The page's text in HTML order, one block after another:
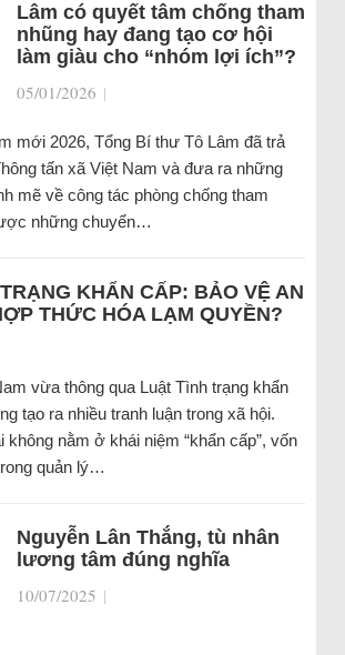
Lâm có quyết tâm chống tham
nhũng hay đang tạo cơ hội
làm giàu cho “nhóm lợi ích”?
05/01/2026 |
mới 2026, Tổng Bí thư Tô Lâm đã trả
tấn xã Việt Nam và đưa ra những
mẽ về công tác phòng chống tham
những chuyển…
KHẨN CẤP: BẢO VỆ AN
THỨC HÓA LẠM QUYỀN?
vừa thông qua Luật Tình trạng khẩn
tạo ra nhiều tranh luận trong xã hội.
không nằm ở khái niệm “khẩn cấp”, vốn
quản lý…
Nguyễn Lân Thắng, tù nhân
lương tâm đúng nghĩa
10/07/2025 |